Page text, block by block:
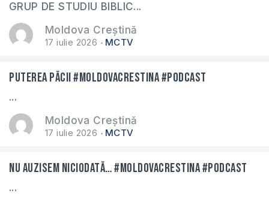
GRUP DE STUDIU BIBLIC...
Moldova Creștină
17 iulie 2026 MCTV
Puterea păcii #moldovacrestina #podcast
...
Moldova Creștină
17 iulie 2026 MCTV
Nu auzisem niciodată… #moldovacrestina #podcast
...